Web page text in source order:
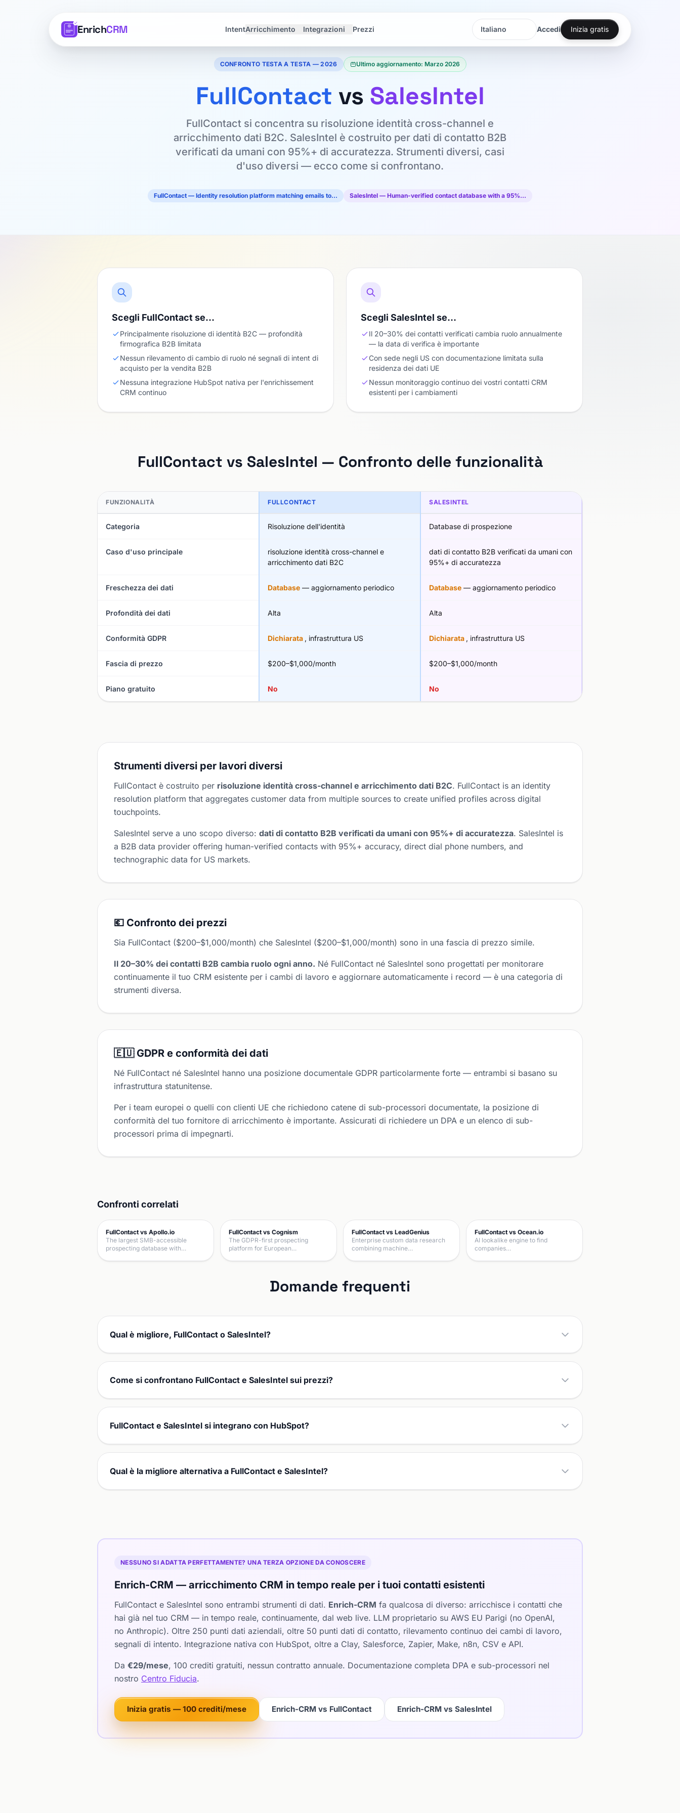
EnrichCRM IntentArricchimento Integrazioni Prezzi
Lingua
Lingua
Accedi Inizia gratis
CONFRONTO TESTA A TESTA — 2026 Ultimo aggiornamento: Marzo 2026
FullContact vs SalesIntel
FullContact si concentra su risoluzione identità cross-channel e
arricchimento dati B2C. SalesIntel è costruito per dati di contatto B2B
verificati da umani con 95%+ di accuratezza. Strumenti diversi, casi
d'uso diversi — ecco come si confrontano.
FullContact — Identity resolution platform matching emails to… SalesIntel — Human-verified contact database with a 95%…
Scegli FullContact se…
Principalmente risoluzione di identità B2C — profondità
firmografica B2B limitata
Nessun rilevamento di cambio di ruolo né segnali di intent di
acquisto per la vendita B2B
Nessuna integrazione HubSpot nativa per l'enrichissement
CRM continuo
Scegli SalesIntel se…
Il 20–30% dei contatti verificati cambia ruolo annualmente
— la data di verifica è importante
Con sede negli US con documentazione limitata sulla
residenza dei dati UE
Nessun monitoraggio continuo dei vostri contatti CRM
esistenti per i cambiamenti
FullContact vs SalesIntel — Confronto delle funzionalità
FUNZIONALITÀ FULLCONTACT SALESINTEL
Categoria Risoluzione dell'identità Database di prospezione
Caso d'uso principale
risoluzione identità cross-channel e
arricchimento dati B2C
dati di contatto B2B verificati da umani con
95%+ di accuratezza
Freschezza dei dati Database — aggiornamento periodico Database — aggiornamento periodico
Profondità dei dati Alta Alta
Conformità GDPR Dichiarata , infrastruttura US Dichiarata , infrastruttura US
Fascia di prezzo $200–$1,000/month $200–$1,000/month
Piano gratuito No No
Strumenti diversi per lavori diversi
FullContact è costruito per risoluzione identità cross-channel e arricchimento dati B2C. FullContact is an identity
resolution platform that aggregates customer data from multiple sources to create unified profiles across digital
touchpoints.
SalesIntel serve a uno scopo diverso: dati di contatto B2B verificati da umani con 95%+ di accuratezza. SalesIntel is
a B2B data provider offering human-verified contacts with 95%+ accuracy, direct dial phone numbers, and
technographic data for US markets.
💶 Confronto dei prezzi
Sia FullContact ($200–$1,000/month) che SalesIntel ($200–$1,000/month) sono in una fascia di prezzo simile.
Il 20–30% dei contatti B2B cambia ruolo ogni anno. Né FullContact né SalesIntel sono progettati per monitorare
continuamente il tuo CRM esistente per i cambi di lavoro e aggiornare automaticamente i record — è una categoria di
strumenti diversa.
🇪🇺 GDPR e conformità dei dati
Né FullContact né SalesIntel hanno una posizione documentale GDPR particolarmente forte — entrambi si basano su
infrastruttura statunitense.
Per i team europei o quelli con clienti UE che richiedono catene di sub-processori documentate, la posizione di
conformità del tuo fornitore di arricchimento è importante. Assicurati di richiedere un DPA e un elenco di sub-
processori prima di impegnarti.
Confronti correlati
FullContact vs Apollo.io
The largest SMB-accessible
prospecting database with…
FullContact vs Cognism
The GDPR-first prospecting
platform for European…
FullContact vs LeadGenius
Enterprise custom data research
combining machine…
FullContact vs Ocean.io
AI lookalike engine to find
companies…
Domande frequenti
Qual è migliore, FullContact o SalesIntel?
Come si confrontano FullContact e SalesIntel sui prezzi?
FullContact e SalesIntel si integrano con HubSpot?
Qual è la migliore alternativa a FullContact e SalesIntel?
NESSUNO SI ADATTA PERFETTAMENTE? UNA TERZA OPZIONE DA CONOSCERE
Enrich-CRM — arricchimento CRM in tempo reale per i tuoi contatti esistenti
FullContact e SalesIntel sono entrambi strumenti di dati. Enrich-CRM fa qualcosa di diverso: arricchisce i contatti che
hai già nel tuo CRM — in tempo reale, continuamente, dal web live. LLM proprietario su AWS EU Parigi (no OpenAI,
no Anthropic). Oltre 250 punti dati aziendali, oltre 50 punti dati di contatto, rilevamento continuo dei cambi di lavoro,
segnali di intento. Integrazione nativa con HubSpot, oltre a Clay, Salesforce, Zapier, Make, n8n, CSV e API.
Da €29/mese, 100 crediti gratuiti, nessun contratto annuale. Documentazione completa DPA e sub-processori nel
nostro Centro Fiducia.
Inizia gratis — 100 crediti/mese Enrich-CRM vs FullContact Enrich-CRM vs SalesIntel